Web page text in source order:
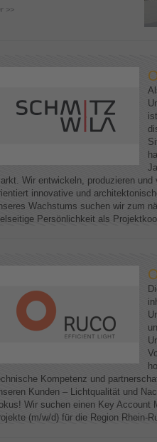
>>
Wir entwickeln, produzieren
innovative und
Wachstums suchen wir zum
Persönlichkeit als
Kompetenz und
Kunden – Lichtqualität und
Wir suchen einen Key Account
(m/w/d) für die Region Rhein-